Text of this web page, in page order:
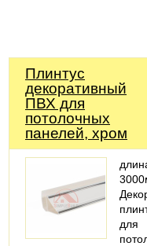
Плинтус
декоративный
ПВХ для
потолочных
панелей, хром
для